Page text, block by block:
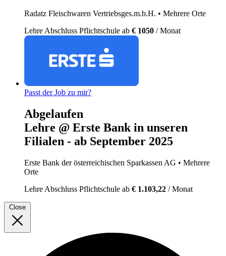
Radatz Fleischwaren Vertriebsges.m.b.H. • Mehrere Orte
Lehre Abschluss Pflichtschule ab € 1050 / Monat
Passt der Job zu mir?
Abgelaufen
Lehre @ Erste Bank in unseren
Filialen - ab September 2025
Erste Bank der österreichischen Sparkassen AG • Mehrere
Orte
Lehre Abschluss Pflichtschule ab € 1.103,22 / Monat
Close